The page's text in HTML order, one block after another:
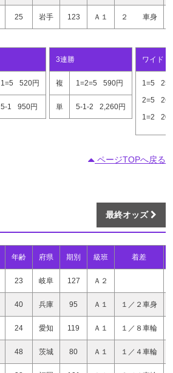
25 岩手 123 Ａ１ ２ 車身
1=5 520円
5-1 950円
3連勝
複 1=2=5 590円
単 5-1-2 2,260円
ワイド
1=5
2=5
1=2
ページTOPへ戻る
最終オッズ
年齢 府県 期別 級班 着差
23 岐阜 127 Ａ２
40 兵庫 95 Ａ１ １／２車身
24 愛知 119 Ａ１ １／８車輪
48 茨城 80 Ａ１ １／４車輪